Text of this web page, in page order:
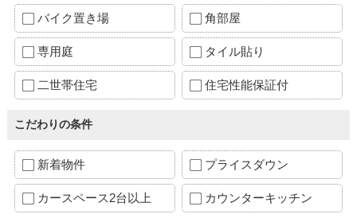
バイク置き場 角部屋
専用庭 タイル貼り
二世帯住宅 住宅性能保証付
こだわりの条件
新着物件 プライスダウン
カースペース2台以上 カウンターキッチン